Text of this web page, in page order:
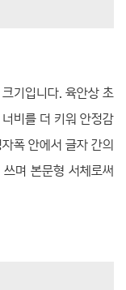
기입니다. 육안상 초
비를 더 키워 안정감
폭 안에서 글자 간의
며 본문형 서체로써